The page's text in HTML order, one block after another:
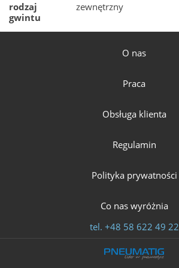
rodzaj
gwintu
zewnętrzny
O nas
Praca
Obsługa klienta
Regulamin
Polityka prywatności
Co nas wyróżnia
tel. +48 58 622 49 22